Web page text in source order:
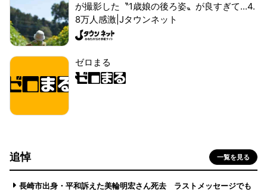
が撮影した〝1歳娘の後ろ姿〟が良すぎて...4.
8万人感激|Jタウンネット
ゼロまる
追悼 一覧を見る
長崎市出身・平和訴えた美輪明宏さん死去 ラストメッセージでも